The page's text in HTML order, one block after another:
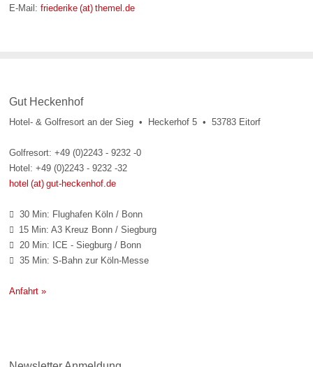
E-Mail:friederike (at) themel.de
Gut Heckenhof
Hotel- & Golfresort an der Sieg • Heckerhof 5 • 53783 Eitorf
Golfresort: +49 (0)2243 - 9232 -0
Hotel: +49 (0)2243 - 9232 -32
hotel (at) gut-heckenhof.de
 30 Min: Flughafen Köln / Bonn
 15 Min: A3 Kreuz Bonn / Siegburg
 20 Min: ICE - Siegburg / Bonn
 35 Min: S-Bahn zur Köln-Messe
Anfahrt »